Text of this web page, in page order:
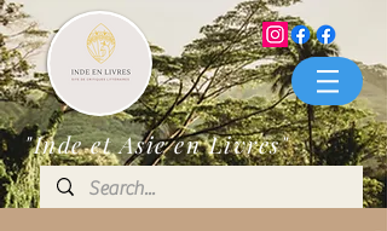
"Inde et Asie en Livres"